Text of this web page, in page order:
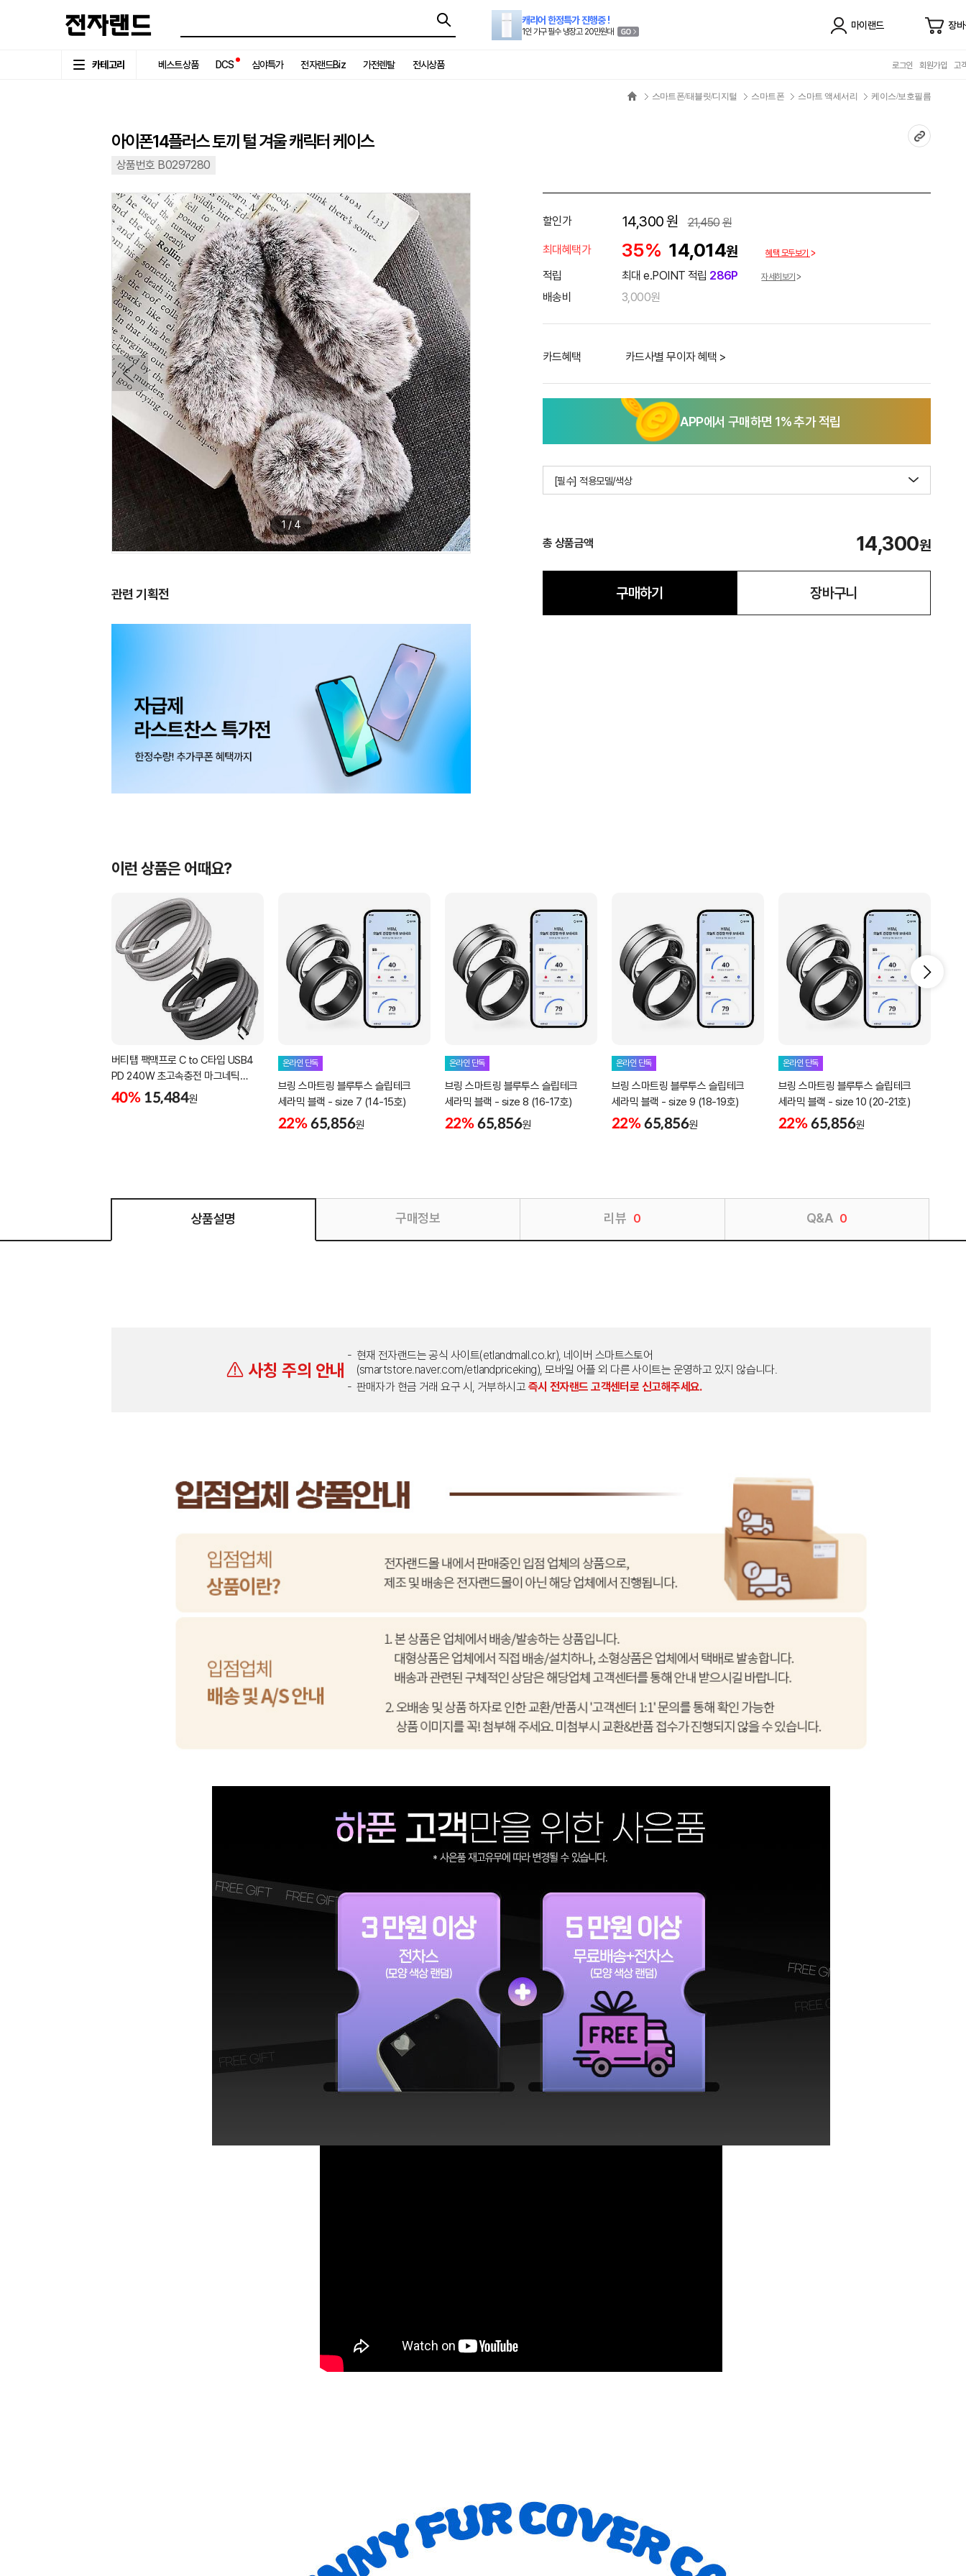
캐리어 한정특가 진행중 !
1인 가구 필수 냉장고 20만원대
마이랜드 장
카테고리 베스트상품 DCS 심야특가 전자랜드Biz 가전렌탈 전시상품 로그인 회원가입 고
스마트폰/태블릿/디지털 스마트폰 스마트 액세서리 케이스/보호필름
아이폰14플러스 토끼 털 겨울 캐릭터 케이스
상품번호 B0297280
1/4
관련 기획전
할인가 14,300원 21,450원
최대혜택가
35% 14,014원 혜택 모두보기
적립 최대 e.POINT 적립 286P 자세히보기
배송비 3,000원
카드혜택 카드사별 무이자 혜택 >
APP에서 구매하면 1% 추가 적립
[필수] 적용모델/색상
총 상품금액 14,300원
구매하기 장바구니
이런 상품은 어때요?
버티탭 팩맥프로 C to C타입 USB4
PD 240W 초고속충전 마그네틱
케이블 1m
40% 15,484원
온라인 단독
브링 스마트링 블루투스 슬립테크
세라믹 블랙 - size 7 (14-15호)
22% 65,856원
온라인 단독
브링 스마트링 블루투스 슬립테크
세라믹 블랙 - size 8 (16-17호)
22% 65,856원
온라인 단독
브링 스마트링 블루투스 슬립테크
세라믹 블랙 - size 9 (18-19호)
22% 65,856원
온라인 단독
브링 스마트링 블루투스 슬립테크
세라믹 블랙 - size 10 (20-21호)
22% 65,856원
상품설명 구매정보 리뷰 0 Q&A 0
사칭 주의 안내
현재 전자랜드는 공식 사이트(etlandmall.co.kr), 네이버 스마트스토어
(smartstore.naver.com/etlandpriceking), 모바일 어플 외 다른 사이트는 운영하고 있지 않습니다.
판매자가 현금 거래 요구 시, 거부하시고 즉시 전자랜드 고객센터로 신고해주세요.